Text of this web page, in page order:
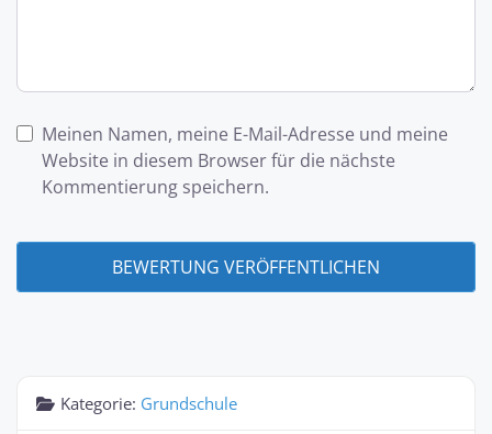
Meinen Namen, meine E-Mail-Adresse und meine
Website in diesem Browser für die nächste
Kommentierung speichern.
Kategorie: Grundschule